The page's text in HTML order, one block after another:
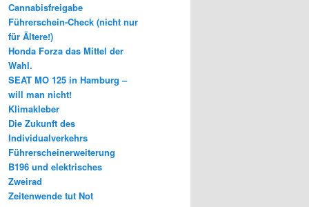
Cannabisfreigabe
Führerschein-Check (nicht nur
für Ältere!)
Honda Forza das Mittel der
Wahl.
SEAT MO 125 in Hamburg –
will man nicht!
Klimakleber
Die Zukunft des
Individualverkehrs
Führerscheinerweiterung
B196 und elektrisches
Zweirad
Zeitenwende tut Not